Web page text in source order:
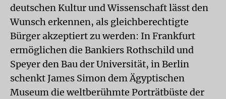
deutschen Kultur und Wissenschaft lässt den
Wunsch erkennen, als gleichberechtigte
Bürger akzeptiert zu werden: In Frankfurt
ermöglichen die Bankiers Rothschild und
Speyer den Bau der Universität, in Berlin
schenkt James Simon dem Ägyptischen
Museum die weltberühmte Porträtbüste der